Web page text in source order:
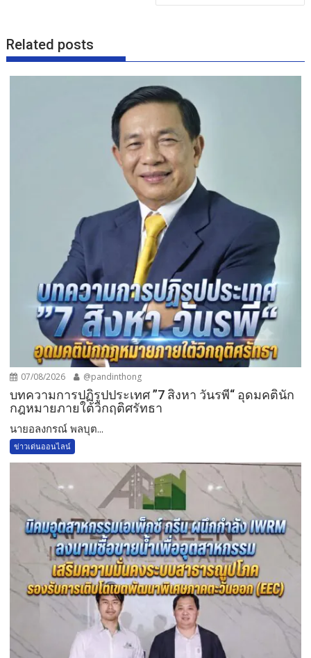
Related posts
07/08/2026 @pandinthong
บทความการปฏิรูปประเทศ ”7 สิงหา วันรพี“ อุดมคตินัก
กฎหมายภายใต้วิกฤติศรัทธา
นายอลงกรณ์ พลบุต...
ข่าวเด่นออนไลน์